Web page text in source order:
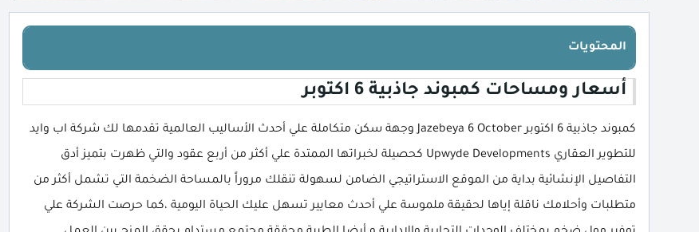
المحتويات
أسعار ومساحات كمبوند جاذبية 6 اكتوبر
كمبوند جاذبية 6 اكتوبر Jazebeya 6 October وجهة سكن متكاملة علي أحدث الأساليب العالمية تقدمها لك شركة اب وايد
للتطوير العقاري Upwyde Developments كحصيلة لخبراتها الممتدة علي أكثر من أربع عقود والتي ظهرت بتميز أدق
التفاصيل الإنشائية بداية من الموقع الاستراتيجي الضامن لسهولة تنقلك مروراً بالمساحة الضخمة التي تشمل أكثر من
متطلبات وأحلامك ناقلة إياها لحقيقة ملموسة علي أحدث معايير تسهل عليك الحياة اليومية ،كما حرصت الشركة علي